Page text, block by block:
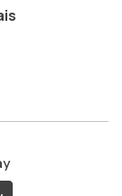
ao